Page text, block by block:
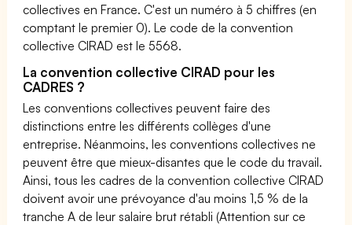
collectives en France. C'est un numéro à 5 chiffres (en
comptant le premier 0). Le code de la convention
collective CIRAD est le 5568.
La convention collective CIRAD pour les
CADRES ?
Les conventions collectives peuvent faire des
distinctions entre les différents collèges d'une
entreprise. Néanmoins, les conventions collectives ne
peuvent être que mieux-disantes que le code du travail.
Ainsi, tous les cadres de la convention collective CIRAD
doivent avoir une prévoyance d'au moins 1,5 % de la
tranche A de leur salaire brut rétabli (Attention sur ce